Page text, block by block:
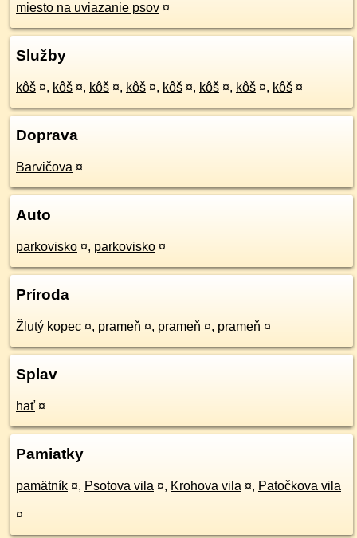
miesto na uviazanie psov ¤
Služby
kôš ¤, kôš ¤, kôš ¤, kôš ¤, kôš ¤, kôš ¤, kôš ¤, kôš ¤
Doprava
Barvičova ¤
Auto
parkovisko ¤, parkovisko ¤
Príroda
Žlutý kopec ¤, prameň ¤, prameň ¤, prameň ¤
Splav
hať ¤
Pamiatky
pamätník ¤, Psotova vila ¤, Krohova vila ¤, Patočkova vila
¤